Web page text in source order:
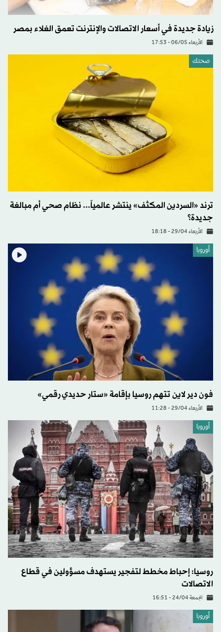
زيادة جديدة في أسعار الاتصالات والإنترنت تعمق الغلاء بمصر
الأربعاء 06/05 - 17:53
صحتك
ترند «السردين المكثف» ينتشر عالمياً... نظام صحي أم مبالغة
جديدة؟
الأربعاء 29/04 - 18:18
أوروبا
فون دير لاين تتهم روسيا بإقامة «ستار حديدي رقمي»
الأربعاء 29/04 - 11:28
أوروبا
روسيا: إحباط مخطط لتفجير يستهدف مسؤولين في قطاع
الاتصالات
الجمعة 24/04 - 16:51
أوروبا